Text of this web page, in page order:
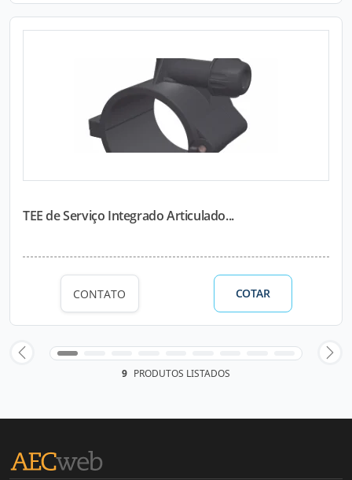
TEE de Serviço Integrado Articulado...
CONTATO COTAR
9 PRODUTOS LISTADOS